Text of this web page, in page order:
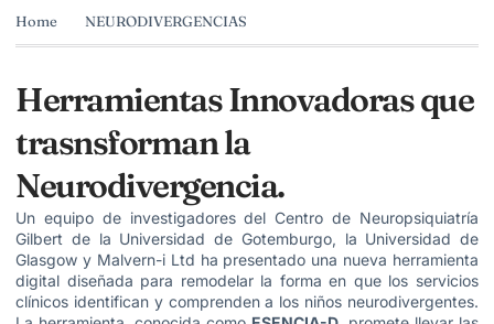
Home NEURODIVERGENCIAS
Herramientas Innovadoras que
trasnsforman la
Neurodivergencia.
Un equipo de investigadores del Centro de Neuropsiquiatría
Gilbert de la Universidad de Gotemburgo, la Universidad de
Glasgow y Malvern-i Ltd ha presentado una nueva herramienta
digital diseñada para remodelar la forma en que los servicios
clínicos identifican y comprenden a los niños neurodivergentes.